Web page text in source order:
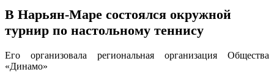
В Нарьян-Маре состоялся окружной
турнир по настольному теннису
Его организовала региональная организация Общества
«Динамо»